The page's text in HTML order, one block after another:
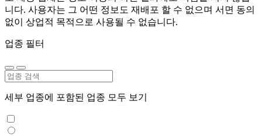
니다. 사용자는 그 어떤 정보도 재배포 할 수 없으며 서면 동의
없이 상업적 목적으로 사용될 수 없습니다.
업종 필터
세부 업종에 포함된 업종 모두 보기